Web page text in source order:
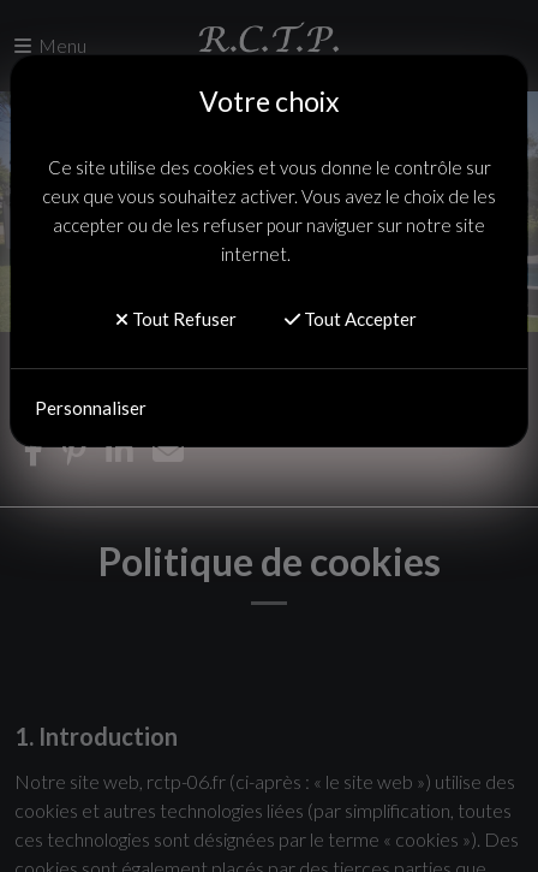
Menu
Politique de cookies
1. Introduction
Notre site web, rctp-06.fr (ci-après : « le site web ») utilise des
cookies et autres technologies liées (par simplification, toutes
ces technologies sont désignées par le terme « cookies »). Des
Votre choix
Ce site utilise des cookies et vous donne le contrôle sur
ceux que vous souhaitez activer. Vous avez le choix de les
accepter ou de les refuser pour naviguer sur notre site
internet.
Tout Refuser Tout Accepter
Personnaliser